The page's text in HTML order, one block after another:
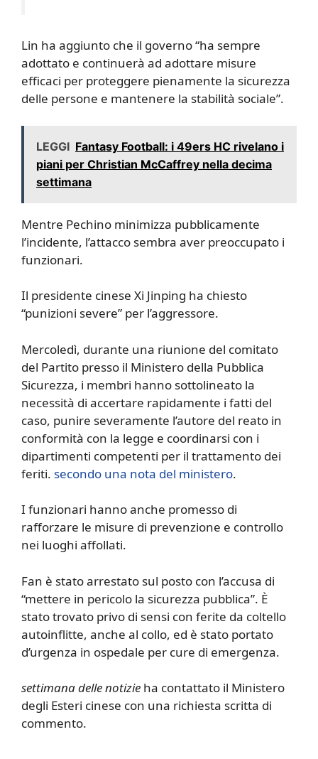
Lin ha aggiunto che il governo “ha sempre
adottato e continuerà ad adottare misure
efficaci per proteggere pienamente la sicurezza
delle persone e mantenere la stabilità sociale”.
LEGGI Fantasy Football: i 49ers HC rivelano i
piani per Christian McCaffrey nella decima
settimana
Mentre Pechino minimizza pubblicamente
l’incidente, l’attacco sembra aver preoccupato i
funzionari.
Il presidente cinese Xi Jinping ha chiesto
“punizioni severe” per l’aggressore.
Mercoledì, durante una riunione del comitato
del Partito presso il Ministero della Pubblica
Sicurezza, i membri hanno sottolineato la
necessità di accertare rapidamente i fatti del
caso, punire severamente l’autore del reato in
conformità con la legge e coordinarsi con i
dipartimenti competenti per il trattamento dei
feriti. secondo una nota del ministero.
I funzionari hanno anche promesso di
rafforzare le misure di prevenzione e controllo
nei luoghi affollati.
Fan è stato arrestato sul posto con l’accusa di
“mettere in pericolo la sicurezza pubblica”. È
stato trovato privo di sensi con ferite da coltello
autoinflitte, anche al collo, ed è stato portato
d’urgenza in ospedale per cure di emergenza.
settimana delle notizie ha contattato il Ministero
degli Esteri cinese con una richiesta scritta di
commento.